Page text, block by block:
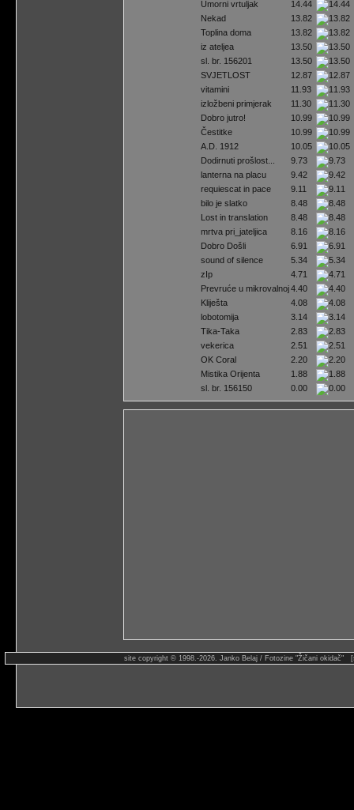
Umorni vrtuljak
14.44
Nekad
13.82
Toplina doma
13.82
iz ateljea
13.50
sl. br. 156201
13.50
SVJETLOST
12.87
vitamini
11.93
izložbeni primjerak
11.30
Dobro jutro!
10.99
Čestitke
10.99
A.D. 1912
10.05
Dodirnuti prošlost...
9.73
lanterna na placu
9.42
requiescat in pace
9.11
bilo je slatko
8.48
Lost in translation
8.48
mrtva pri_jateljica
8.16
Dobro Došli
6.91
sound of silence
5.34
zIp
4.71
Prevruće u mikrovalnoj4.40
Kliješta
4.08
lobotomija
3.14
Tika-Taka
2.83
vekerica
2.51
OK Coral
2.20
Mistika Orijenta
1.88
sl. br. 156150
0.00
site copyright © 1998.-2026. Janko Belaj / Fotozine "Žičani okidač"